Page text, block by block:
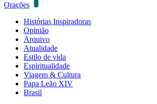
Orações
Histórias Inspiradoras
Opinião
Arquivo
Atualidade
Estilo de vida
Espiritualidade
Viagem & Cultura
Papa Leão XIV
Brasil